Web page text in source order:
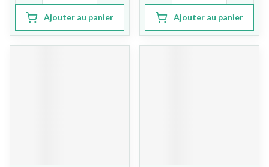
Ajouter au panier Ajouter au panier